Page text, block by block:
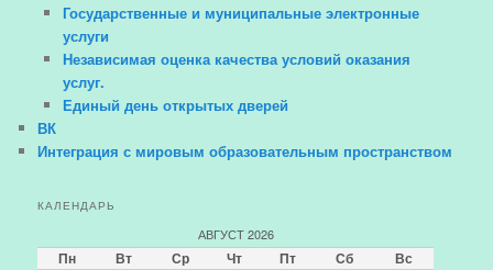
Государственные и муниципальные электронные
услуги
Независимая оценка качества условий оказания
услуг.
Единый день открытых дверей
ВК
Интеграция с мировым образовательным пространством
КАЛЕНДАРЬ
АВГУСТ 2026
Пн Вт Ср Чт Пт Сб Вс